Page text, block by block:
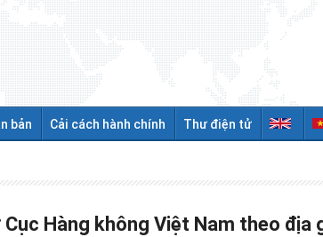
bản Cải cách hành chính Thư điện tử
Hàng không Việt Nam theo địa